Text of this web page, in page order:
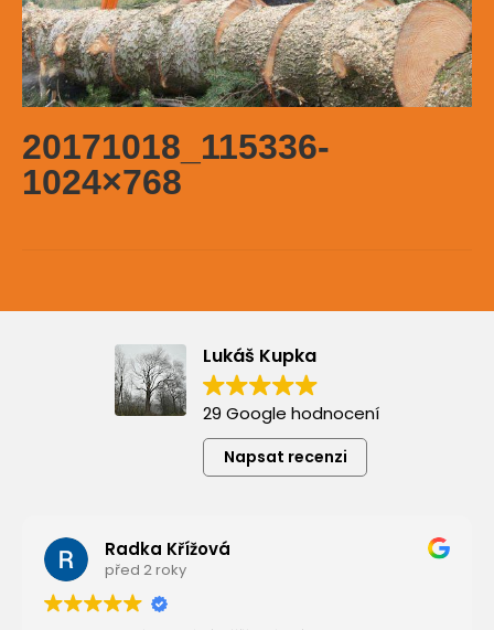
20171018_115336-
1024×768
Lukáš Kupka
29 Google hodnocení
Napsat recenzi
Radka Křížová
před 2 roky